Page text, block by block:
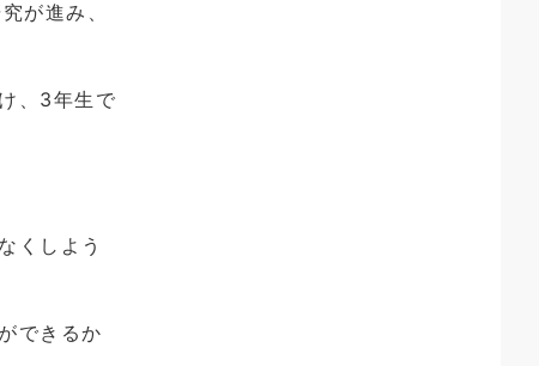
が進み、
、3年生で
くしよう
できるか